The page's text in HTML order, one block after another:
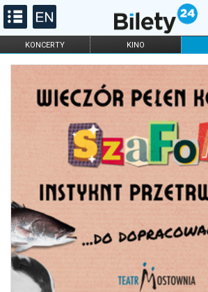
KONCERTY KINO
FILHARMONIA OPERA I BALET
DLA DZIECI
ONLINE